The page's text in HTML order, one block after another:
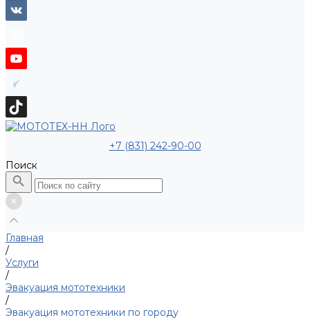
+7 (831) 242-90-00
Поиск
Главная
/
Услуги
/
Эвакуация мототехники
/
Эвакуация мототехники по городу